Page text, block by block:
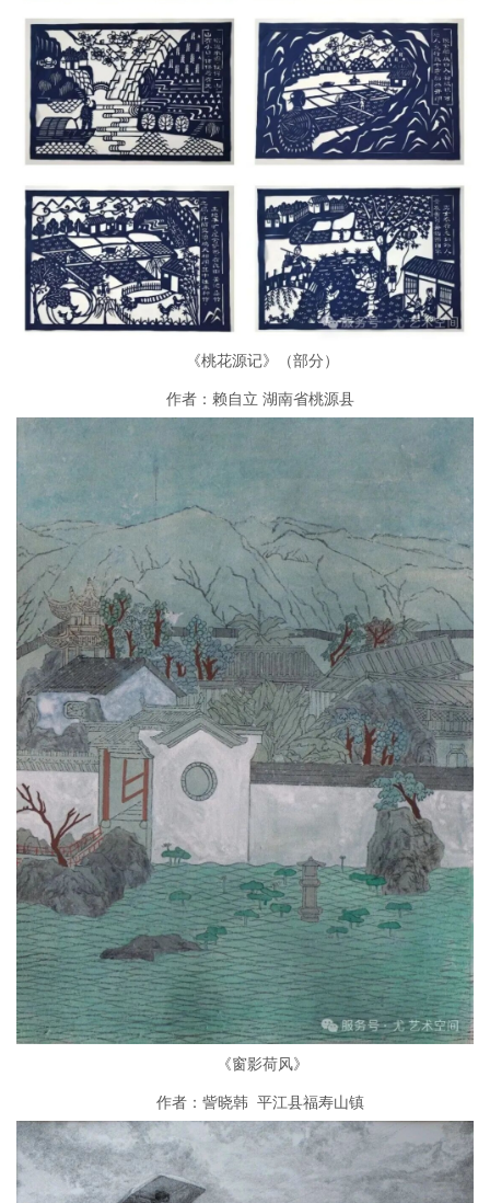
《桃花源记》（部分）
作者：赖自立 湖南省桃源县
《窗影荷风》
作者：訾晓韩 平江县福寿山镇